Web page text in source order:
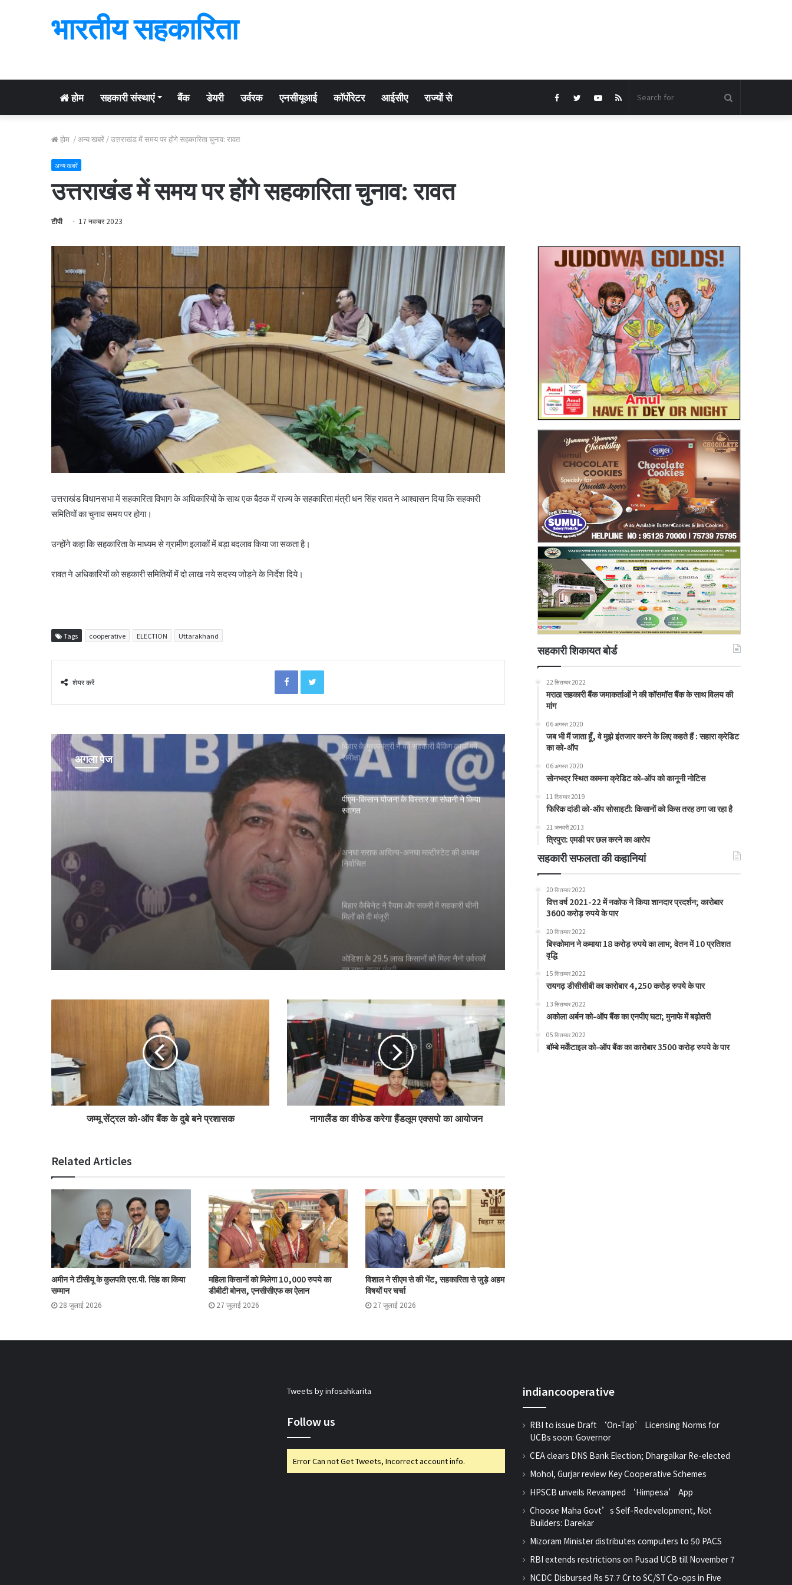
भारतीय सहकारिता
होम सहकारी संस्थाएं बैंक डेयरी उर्वरक एनसीयूआई कॉर्पोरेटर आईसीए राज्यों से RSS
YouTube
Twitter
Facebook
होम /अन्य खबरें /उत्तराखंड में समय पर होंगे सहकारिता चुनाव: रावत
अन्य खबरें
उत्तराखंड में समय पर होंगे सहकारिता चुनाव: रावत
टीपी 17 नवम्बर 2023
उत्तराखंड विधानसभा में सहकारिता विभाग के अधिकारियों के साथ एक बैठक में राज्य के सहकारिता मंत्री धन सिंह रावत ने आश्वासन दिया कि सहकारी
समितियों का चुनाव समय पर होगा।
उन्होंने कहा कि सहकारिता के माध्यम से ग्रामीण इलाकों में बड़ा बदलाव किया जा सकता है।
रावत ने अधिकारियों को सहकारी समितियों में दो लाख नये सदस्य जोड़ने के निर्देश दिये।
Tags cooperative ELECTION Uttarakhand
शेयर करें
FacebookTwitter
अगला पेज
पीएम-किसान योजना के विस्तार का
संघानी ने किया स्वागत
ओडिशा के 29.5 लाख किसानों को मिला नैनो उर्वरकों
का लाभ: राज्य मंत्री
शाह ने जामनगर डीसीसीबी के ‘सहकार भवन’ का
किया उद्घाटन
बिहार के मुख्यमंत्री ने की सहकारी बैंकिंग कार्यों की
समीक्षा
पीएम-किसान योजना के विस्तार का संघानी ने किया
स्वागत
निर्वाचित
मिलों को दी मंजूरी
का लाभ: राज्य मंत्री
शाह ने जामनगर डीसीसीबी के ‘सहकार भवन’ का
किया उद्घाटन
इफको ने योगेन्द्र कुमार का कार्यकाल एक वर्ष बढ़ाया
आंध्र प्रदेश में एनसीसीएफ खोलेगा 1,000 ‘मी
गुजकॉमासोल पीनट बटर उत्पादन के क्षेत्र में करेगा
प्रवेश
बिहार के मुख्यमंत्री ने की सहकारी बैंकिंग कार्यों की
समीक्षा
पीएम-किसान योजना के विस्तार का संघानी ने किया
जम्मू सेंट्रल को-ऑप बैंक के दुबे बने प्रशासक नागालैंड का वीफेड करेगा हैंडलूम एक्सपो का आयोजन
Related Articles
अमीन ने टीसीयू के कुलपति एस.पी. सिंह का किया
सम्मान
28 जुलाई 2026
महिला किसानों को मिलेगा 10,000 रुपये का
डीबीटी बोनस, एनसीसीएफ का ऐलान
27 जुलाई 2026
विशाल ने सीएम से की भेंट, सहकारिता से जुड़े अहम
विषयों पर चर्चा
27 जुलाई 2026
सहकारी शिकायत बोर्ड
22 सितम्बर 2022
मराठा सहकारी बैंक जमाकर्ताओं ने की कॉसमॉस बैंक के साथ विलय की
मांग
06 अगस्त 2020
जब भी मैं जाता हूँ, वे मुझे इंतजार करने के लिए कहते हैं : सहारा क्रेडिट
का को-ऑप
06 अगस्त 2020
सोनभद्र स्थित कामना क्रेडिट को-ऑप को कानूनी नोटिस
11 दिसम्बर 2019
फिरिक दांडी को-ऑप सोसाइटी: किसानों को किस तरह ठगा जा रहा है
21 जनवरी 2013
त्रिपुरा: एमडी पर छल करने का आरोप
सहकारी सफलता की कहानियां
20 सितम्बर 2022
वित्त वर्ष 2021-22 में नकोफ ने किया शानदार प्रदर्शन; कारोबार
3600 करोड़ रुपये के पार
20 सितम्बर 2022
बिस्कोमान ने कमाया 18 करोड़ रुपये का लाभ; वेतन में 10 प्रतिशत
वृद्धि
15 सितम्बर 2022
रायगढ़ डीसीसीबी का कारोबार 4,250 करोड़ रुपये के पार
13 सितम्बर 2022
अकोला अर्बन को-ऑप बैंक का एनपीए घटा; मुनाफे में बढ़ोतरी
05 सितम्बर 2022
बॉम्बे मर्केंटाइल को-ऑप बैंक का कारोबार 3500 करोड़ रुपये के पार
Tweets by infosahkarita
Follow us
Error Can not Get Tweets, Incorrect account info.
indiancooperative
RBI to issue Draft ‘On-Tap’ Licensing Norms for
UCBs soon: Governor
CEA clears DNS Bank Election; Dhargalkar Re-elected
Mohol, Gurjar review Key Cooperative Schemes
HPSCB unveils Revamped ‘Himpesa’ App
Choose Maha Govt’s Self-Redevelopment, Not
Builders: Darekar
Mizoram Minister distributes computers to 50 PACS
RBI extends restrictions on Pusad UCB till November 7
NCDC Disbursed Rs 57.7 Cr to SC/ST Co-ops in Five